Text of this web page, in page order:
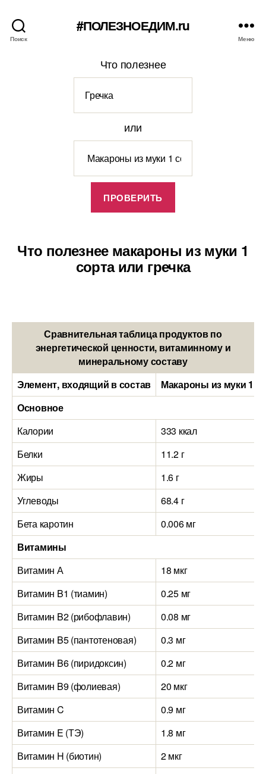
Поиск
#ПОЛЕЗНОЕДИМ.ru
Меню
Что полезнее
или
Что полезнее макароны из муки 1
сорта или гречка
Сравнительная таблица продуктов по
энергетической ценности, витаминному и
минеральному составу
Элемент, входящий в состав
Макароны из муки 1
Основное
Калории
333 ккал
Белки
11.2 г
Жиры
1.6 г
Углеводы
68.4 г
Бета каротин
0.006 мг
Витамины
Витамин А
18 мкг
Витамин B1 (тиамин)
0.25 мг
Витамин B2 (рибофлавин)
0.08 мг
Витамин B5 (пантотеновая)
0.3 мг
Витамин B6 (пиридоксин)
0.2 мг
Витамин B9 (фолиевая)
20 мкг
Витамин C
0.9 мг
Витамин E (ТЭ)
1.8 мг
Витамин H (биотин)
2 мкг